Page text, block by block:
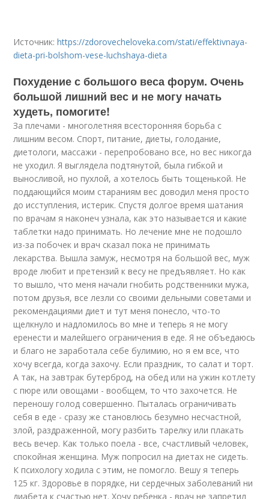
Источник:https://zdorovecheloveka.com/stati/effektivnaya-
dieta-pri-bolshom-vese-luchshaya-dieta
Похудение с большого веса форум. Очень
большой лишний вес и не могу начать
худеть, помогите!
За плечами - многолетняя всесторонняя борьба с
лишним весом. Спорт, питание, диеты, голодание,
диетологи, массажи - перепробовано все, но вес никогда
не уходил. Я выглядела подтянутой, была гибкой и
выносливой, но пухлой, а хотелось быть тощенькой. Не
поддающийся моим стараниям вес доводил меня просто
до исступления, истерик. Спустя долгое время шатания
по врачам я наконеч узнала, как это называется и какие
таблетки надо принимать. Но лечение мне не подошло
из-за побочек и врач сказал пока не принимать
лекарства. Вышла замуж, несмотря на большой вес, муж
вроде любит и претензий к весу не предъявляет. Но как
то вышло, что меня начали гнобить родственники мужа,
потом друзья, все лезли со своими дельными советами и
рекомендациями диет и тут меня понесло, что-то
щелкнуло и надломилось во мне и теперь я не могу
еренести и малейшего ограничения в еде. Я не объедаюсь
и благо не заработала себе булимию, но я ем все, что
хочу всегда, когда захочу. Если праздник, то салат и торт.
А так, на завтрак бутерброд, на обед или на ужин котлету
с пюре или овощами - вообщем, то что захочется. Не
переношу голод совершенно. Пыталась ограничивать
себя в еде - сразу же становлюсь безумно несчастной,
злой, раздраженной, могу разбить тарелку или плакать
весь вечер. Как только поела - все, счастливый человек,
спокойная женщина. Муж попросил на диетах не сидеть.
К психологу ходила с этим, не помогло. Вешу я теперь
125 кг. Здоровье в порядке, ни сердечных заболеваний ни
диабета к счастью нет. Хочу ребенка - врач не запретил